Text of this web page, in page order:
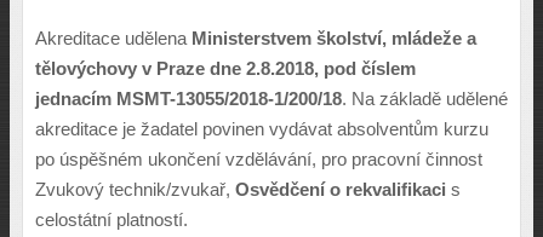
Akreditace udělena Ministerstvem školství, mládeže a
tělovýchovy v Praze dne 2.8.2018, pod číslem
jednacím MSMT-13055/2018-1/200/18. Na základě udělené
akreditace je žadatel povinen vydávat absolventům kurzu
po úspěšném ukončení vzdělávání, pro pracovní činnost
Zvukový technik/zvukař, Osvědčení o rekvalifikaci s
celostátní platností.